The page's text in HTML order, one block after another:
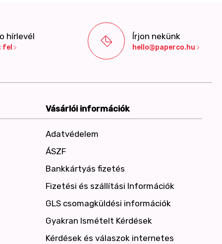
hírlevél
fel
Írjon nekünk
hello@paperco.hu
Vásárlói információk
Adatvédelem
ÁSZF
Bankkártyás fizetés
Fizetési és szállítási Információk
GLS csomagküldési információk
Gyakran Ismételt Kérdések
Kérdések és válaszok internetes